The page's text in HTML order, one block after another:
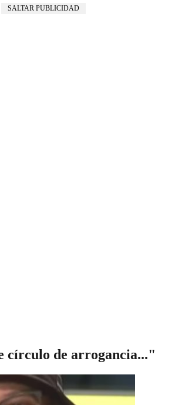
círculo de arrogancia..."